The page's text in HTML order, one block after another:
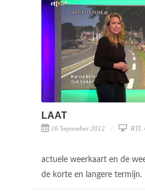
LAAT
16 September 2012 RTL
actuele weerkaart en de
de korte en langere termijn.